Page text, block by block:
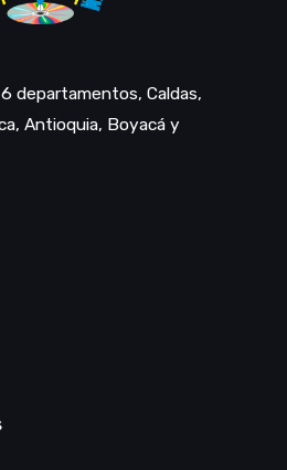
departamentos, Caldas,
Antioquia, Boyacá y